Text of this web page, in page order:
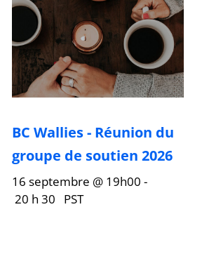
BC Wallies - Réunion du
groupe de soutien 2026
16 septembre @ 19h00 -
20 h 30
PST